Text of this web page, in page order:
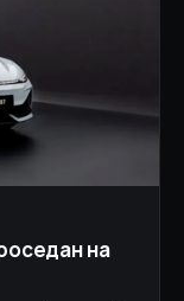
на